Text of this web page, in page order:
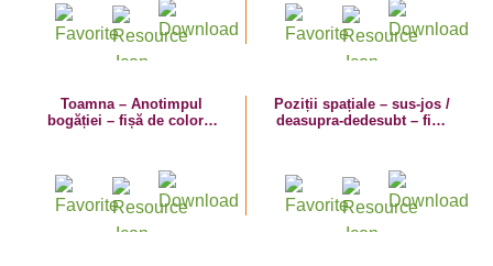
Toamna – Anotimpul
bogăției – fișă de colorat
Poziții spațiale – sus-jos /
deasupra-dedesubt – fișă